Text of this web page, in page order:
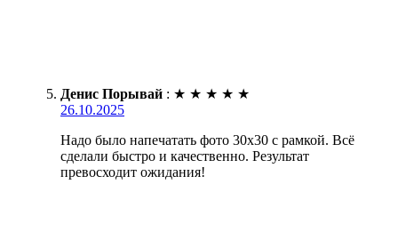
Денис Порывай : ★ ★ ★ ★ ★
26.10.2025
Надо было напечатать фото 30х30 с рамкой. Всё
сделали быстро и качественно. Результат
превосходит ожидания!